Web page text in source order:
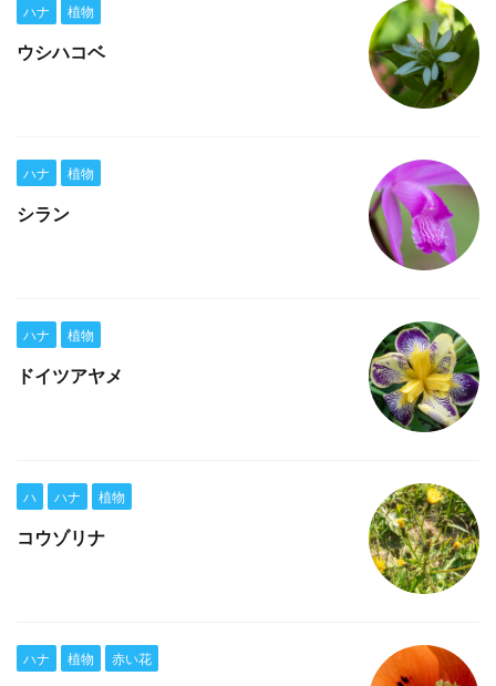
ハナ 植物
ウシハコベ
ハナ 植物
シラン
ハナ 植物
ドイツアヤメ
ハ ハナ 植物
コウゾリナ
ハナ 植物 赤い花